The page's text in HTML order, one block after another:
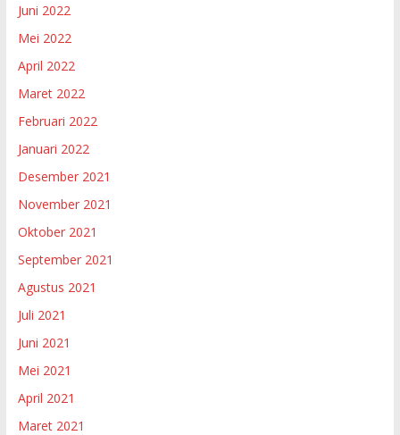
Juni 2022
Mei 2022
April 2022
Maret 2022
Februari 2022
Januari 2022
Desember 2021
November 2021
Oktober 2021
September 2021
Agustus 2021
Juli 2021
Juni 2021
Mei 2021
April 2021
Maret 2021